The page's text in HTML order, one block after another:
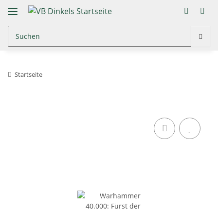
Startseite